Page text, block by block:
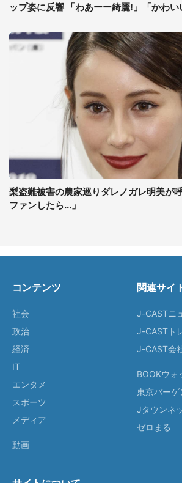
ップ姿に反響 「わあーー綺麗!」「かわい
梨盗難被害の農家巡りダレノガレ明美が
ファンしたら...」
コンテンツ
社会
政治
経済
IT
エンタメ
スポーツ
メディア
動画
関連サイ
J-CASTニ
J-CASTト
J-CAST会
BOOKウォ
東京バーゲ
Jタウンネ
ゼロまる